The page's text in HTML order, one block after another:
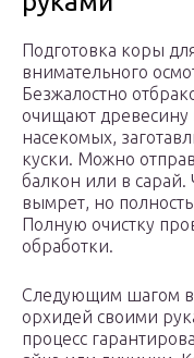
Подготовка коры
внимательного
Безжалостно
очищают древесину
насекомых,
куски. Можно
балкон или в сарай.
вымрет, но
Полную очистку
обработки.
Следующим шагом в
орхидей своими
процесс